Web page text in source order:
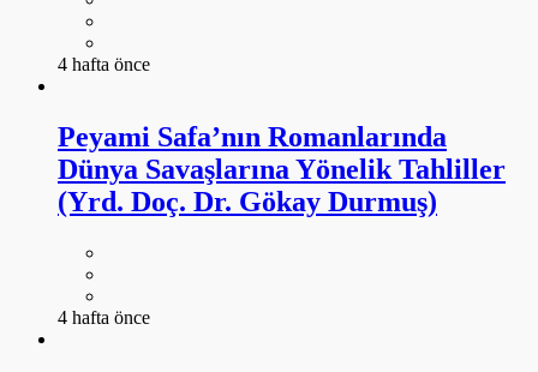
4 hafta önce
Peyami Safa’nın Romanlarında
Dünya Savaşlarına Yönelik Tahliller
(Yrd. Doç. Dr. Gökay Durmuş)
4 hafta önce